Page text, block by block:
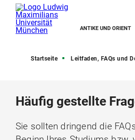
ANTIKE UND ORIENT
Startseite Leitfaden, FAQs und
Häufig gestellte
Sie sollten dringend die